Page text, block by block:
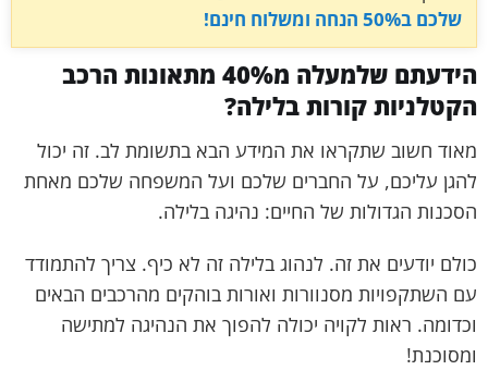
שלכם ב50% הנחה ומשלוח חינם!
הידעתם שלמעלה מ40% מתאונות הרכב
הקטלניות קורות בלילה?
מאוד חשוב שתקראו את המידע הבא בתשומת לב. זה יכול
להגן עליכם, על החברים שלכם ועל המשפחה שלכם מאחת
הסכנות הגדולות של החיים: נהיגה בלילה.
כולם יודעים את זה. לנהוג בלילה זה לא כיף. צריך להתמודד
עם השתקפויות מסנוורות ואורות בוהקים מהרכבים הבאים
וכדומה. ראות לקויה יכולה להפוך את הנהיגה למתישה
ומסוכנת!